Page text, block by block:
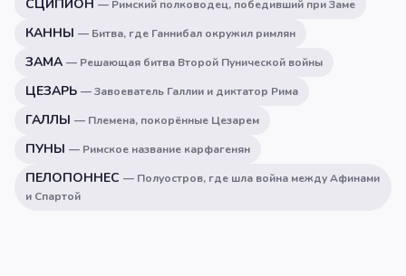
СЦИПИОН — Римский полководец, победивший при Заме
КАННЫ — Битва, где Ганнибал окружил римлян
ЗАМА — Решающая битва Второй Пунической войны
ЦЕЗАРЬ —Завоеватель Галлии и диктатор Рима
ГАЛЛЫ — Племена, покорённые Цезарем
ПУНЫ — Римское название карфагенян
ПЕЛОПОННЕС — Полуостров, где шла война между Афинами
и Спартой